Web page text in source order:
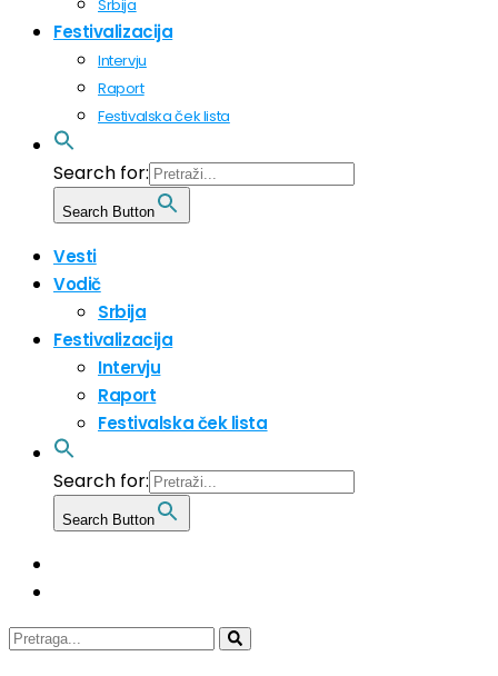
Srbija
Festivalizacija
Intervju
Raport
Festivalska ček lista
Search for:
Search Button
Vesti
Vodič
Srbija
Festivalizacija
Intervju
Raport
Festivalska ček lista
Search for:
Search Button